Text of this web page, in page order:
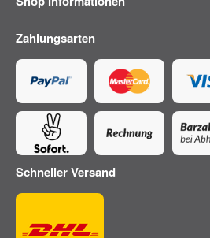
Zahlungsarten
Schneller Versand